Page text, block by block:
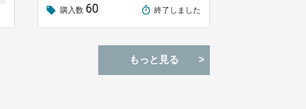
購入数 60 終了しました
もっと見る